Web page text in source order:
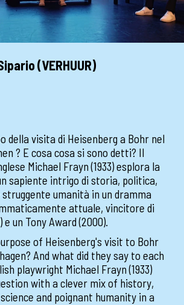
(VERHUUR)
della visita di Heisenberg a Bohr nel
? E cosa cosa si sono detti? Il
Michael Frayn (1933) esplora la
sapiente intrigo di storia, politica,
umanità in un dramma
attuale, vincitore di
e un Tony Award (2000).
of Heisenberg's visit to Bohr
And what did they say to each
playwright Michael Frayn (1933)
with a clever mix of history,
and poignant humanity in a